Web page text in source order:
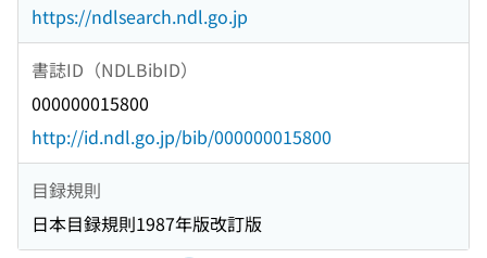
https://ndlsearch.ndl.go.jp
書誌ID（NDLBibID）
000000015800
http://id.ndl.go.jp/bib/000000015800
目録規則
日本目録規則1987年版改訂版